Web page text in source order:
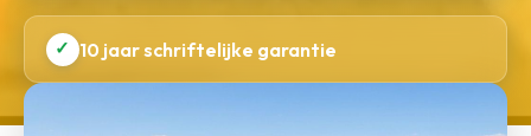
✓ 10 jaar schriftelijke garantie